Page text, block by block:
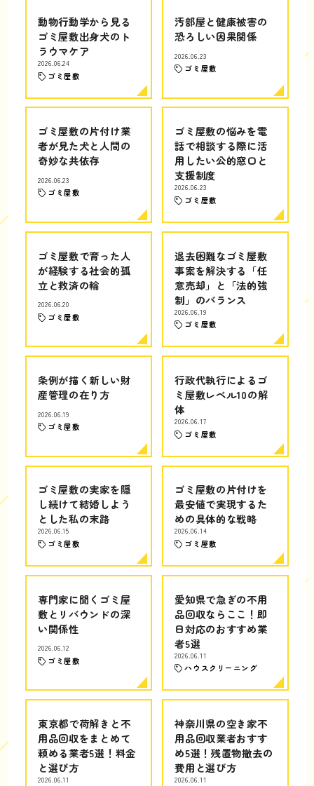
動物行動学から見る
ゴミ屋敷出身犬のト
ラウマケア
2026.06.24
ゴミ屋敷
汚部屋と健康被害の
恐ろしい因果関係
2026.06.23
ゴミ屋敷
ゴミ屋敷の片付け業
者が見た犬と人間の
奇妙な共依存
2026.06.23
ゴミ屋敷
ゴミ屋敷の悩みを電
話で相談する際に活
用したい公的窓口と
支援制度
2026.06.23
ゴミ屋敷
ゴミ屋敷で育った人
が経験する社会的孤
立と救済の輪
2026.06.20
ゴミ屋敷
退去困難なゴミ屋敷
事案を解決する「任
意売却」と「法的強
制」のバランス
2026.06.19
ゴミ屋敷
条例が描く新しい財
産管理の在り方
2026.06.19
ゴミ屋敷
行政代執行によるゴ
ミ屋敷レベル10の解
体
2026.06.17
ゴミ屋敷
ゴミ屋敷の実家を隠
し続けて結婚しよう
とした私の末路
2026.06.15
ゴミ屋敷
ゴミ屋敷の片付けを
最安値で実現するた
めの具体的な戦略
2026.06.14
ゴミ屋敷
専門家に聞くゴミ屋
敷とリバウンドの深
い関係性
2026.06.12
ゴミ屋敷
愛知県で急ぎの不用
品回収ならここ！即
日対応のおすすめ業
者5選
2026.06.11
ハウスクリーニング
東京都で荷解きと不
用品回収をまとめて
頼める業者5選！料金
と選び方
2026.06.11
神奈川県の空き家不
用品回収業者おすす
め5選！残置物撤去の
費用と選び方
2026.06.11